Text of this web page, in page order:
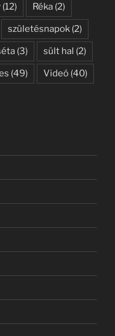
(12) Réka (2)
születésnapok (2)
(3) sült hal (2)
(49) Videó (40)